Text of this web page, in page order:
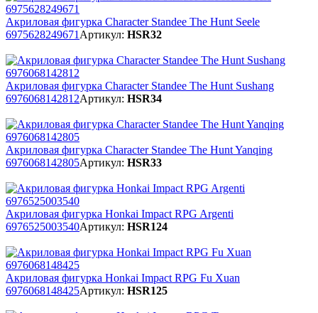
Акриловая фигурка Character Standee The Hunt Seele
6975628249671 Артикул: HSR32
Акриловая фигурка Character Standee The Hunt Sushang
6976068142812Артикул: HSR34
Акриловая фигурка Character Standee The Hunt Yanqing
6976068142805Артикул: HSR33
Акриловая фигурка Honkai Impact RPG Argenti
6976525003540Артикул: HSR124
Акриловая фигурка Honkai Impact RPG Fu Xuan
6976068148425Артикул: HSR125